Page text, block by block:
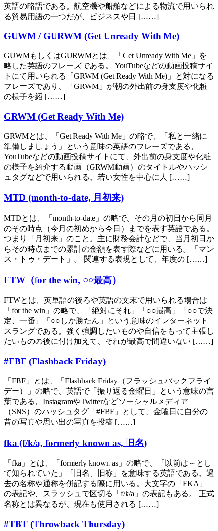
英語の略語である。航空機や船舶などによる物流で用いられ
る貿易用語の一つだが、ビジネスや日 [……]
GUWM / GURWM (Get Unready With Me)
GUWMもしくはGURWMとは、「Get Unready With Me」を
略した英語のフレーズである。 YouTubeなどの動画投稿サイ
トにて用いられる「GRWM (Get Ready With Me)」と対になる
フレーズであり、「GRWM」が朝の外出前の身支度や化粧
の様子を紹 [……]
GRWM (Get Ready With Me)
GRWMとは、「Get Ready With Me」の略で、「私と一緒に
準備しましょう」という意味の英語のフレーズである。
YouTubeなどの動画投稿サイトにて、外出前の身支度や化粧
の様子を紹介する動画（GRWM動画）のタイトルやハッシ
ュタグなどで用いられる。若い女性を中心に人 [……]
MTD (month-to-date, 月初来)
MTDとは、「month-to-date」の略で、その月の初日から同月
のその時点（今月の初めから今日）までを表す英語である。
つまり「月初来」のこと。主に財務会計などで、当月初日か
らその時点までの累計の金額を表す際などに用いる。「マン
ス・トゥ・デート」。 関連する表現として、年度の [……]
FTW（for the win, ○○最高）
FTWとは、英単語の後ろや英語の文末で用いられる場合は
「for the win」の略で、「絶対にそれ」「○○最高」「○○で決
定、一番」「○○しか勝たん」という意味のインターネット
スラングである。強く強調したいものや自信をもって主張し
たいものの後に付け加えて、それが最高で間違いない [……]
#FBF (Flashback Friday)
「FBF」とは、「Flashback Friday（フラッシュバックフライ
デー）」の略で、英語で「振り返る金曜日」という意味の言
葉である。InstagramやTwitterなどソーシャルメディア
（SNS）のハッシュタグ「#FBF」として、金曜日に自分の
昔の写真や思い出の写真を投稿 [……]
fka (f/k/a, formerly known as, 旧名)
「fka」とは、「formerly known as」の略で、「以前は～とし
て知られていた」「旧名、旧称」を意味する英語である。過
去の名称や通称を併記する際に用いる。大文字の「FKA」
の表記や、スラッシュで区切る「f/k/a」の表記もある。 正式
名称とは異なるが、現在も使用される [……]
#TBT (Throwback Thursday)